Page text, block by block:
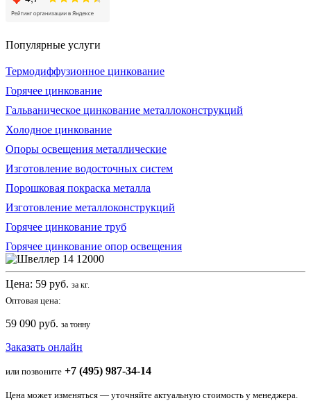
Популярные услуги
Термодиффузионное цинкование
Горячее цинкование
Гальваническое цинкование металлоконструкций
Холодное цинкование
Опоры освещения металлические
Изготовление водосточных систем
Порошковая покраска металла
Изготовление металлоконструкций
Горячее цинкование труб
Горячее цинкование опор освещения
Цена: 59 руб. за кг.
Оптовая цена:
59 090 руб. за тонну
Заказать онлайн
или позвоните +7 (495) 987-34-14
Цена может изменяться — уточняйте актуальную стоимость у менеджера.